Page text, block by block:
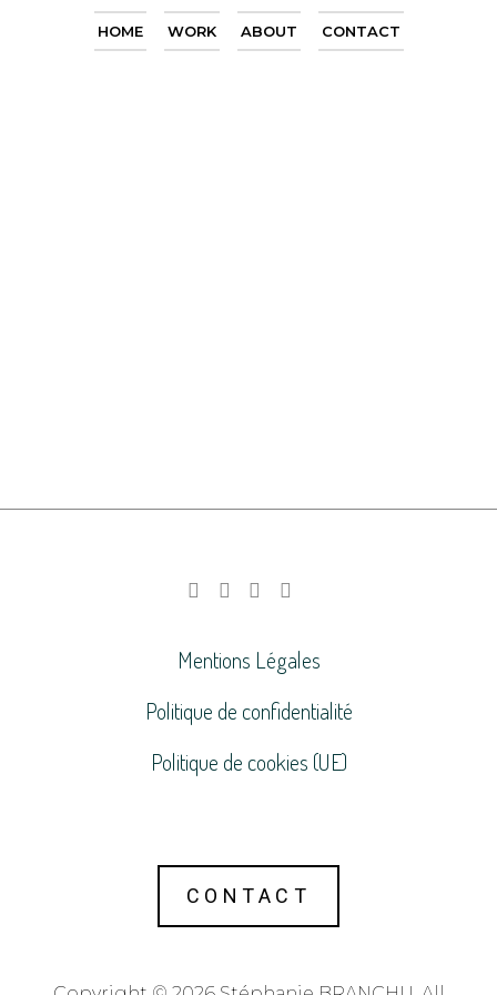
HOME WORK ABOUT CONTACT
Mentions Légales
Politique de confidentialité
Politique de cookies (UE)
CONTACT